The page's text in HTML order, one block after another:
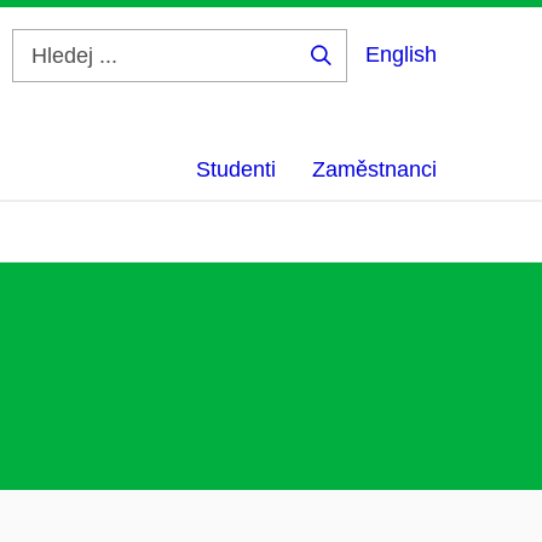
English
Studenti Zaměstnanci